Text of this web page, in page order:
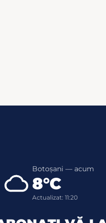
Botoșani — acum
8°C
Actualizat: 11:20